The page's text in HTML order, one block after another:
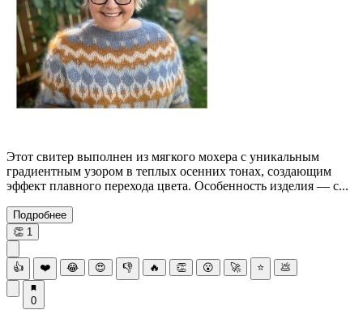
Этот свитер выполнен из мягкого мохера с уникальным
градиентным узором в теплых осенних тонах, создающим
эффект плавного перехода цвета. Особенность изделия — с...
Подробнее
👏 1
👍 ❤️ 😂 😍 👎 🔥 👏 😮 🚀 ⭐ 💩
0